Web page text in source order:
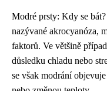
Modré prsty: Kdy se
nazývané akrocyanóza,
faktorů. Ve většině
důsledku chladu nebo
se však modrání